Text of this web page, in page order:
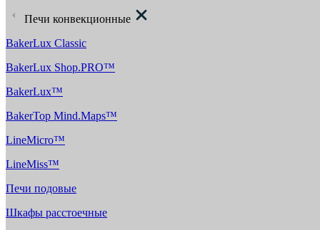
Печи конвекционные
BakerLux Classic
BakerLux Shop.PRO™
BakerLux™
BakerTop Mind.Maps™
LineMicro™
LineMiss™
Печи подовые
Шкафы расстоечные